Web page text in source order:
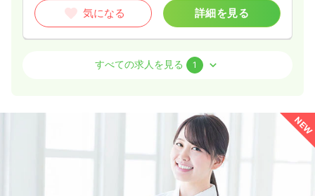
気になる 詳細を見る
正・准看護師
時給1,500円以上可
詳細を見る
すべての求人を見る 1
NEW